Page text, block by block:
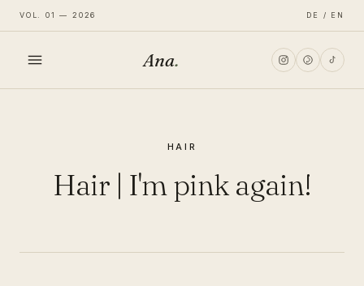
VOL. 01 — 2026 DE / EN
Ana.
HAIR
Hair | I'm pink again!